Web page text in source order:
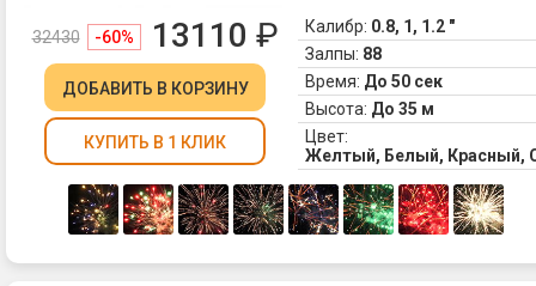
32430 -60% 13110 ₽
ДОБАВИТЬ В КОРЗИНУ
КУПИТЬ В 1 КЛИК
Калибр: 0.8, 1, 1.2 "
Залпы: 88
Время: До 50 сек
Высота: До 35 м
Цвет:
Желтый, Белый, Красный,